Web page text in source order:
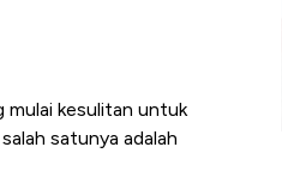
mulai kesulitan untuk
satunya adalah
Embraer Kuasai
Pembunuh Boeing-Airbus?